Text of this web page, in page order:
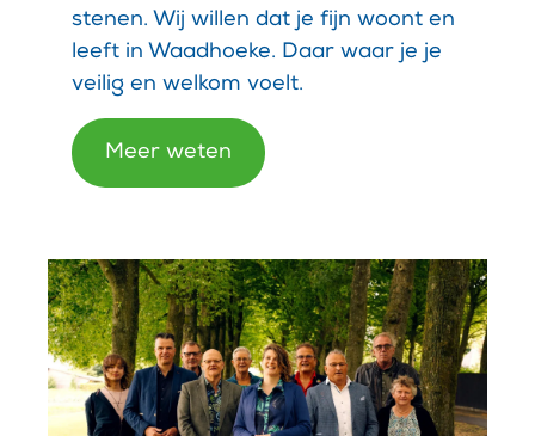
stenen. Wij willen dat je fijn woont en
leeft in Waadhoeke. Daar waar je je
veilig en welkom voelt.
Meer weten